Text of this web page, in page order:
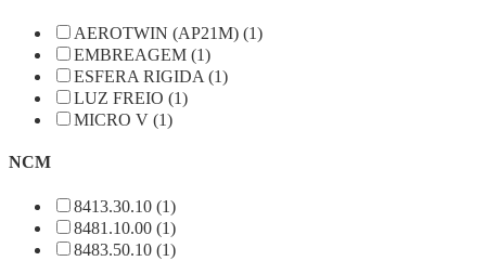
AEROTWIN (AP21M) (1)
EMBREAGEM (1)
ESFERA RIGIDA (1)
LUZ FREIO (1)
MICRO V (1)
NCM
8413.30.10 (1)
8481.10.00 (1)
8483.50.10 (1)